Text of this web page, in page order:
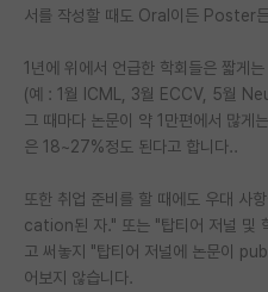
서를 작성할 때도 Oral이든 Poster
1년에 위에서 언급한 학회들은 짧게
(예 : 1월 ICML, 3월 ECCV, 5월
그 때마다 논문이 약 1만편에서 많
은 18~27%정도 된다고 합니다..
또한 취업 준비를 할 때에도 우대 사
cation된 자." 또는 "탑티어 저널 및
고 써놓지 "탑티어 저널에 논문이
어보지 않습니다.